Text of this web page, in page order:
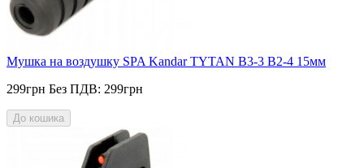
Мушка на воздушку SPA Kandar TYTAN B3-3 B2-4 15мм
299грн Без ПДВ: 299грн
До кошика